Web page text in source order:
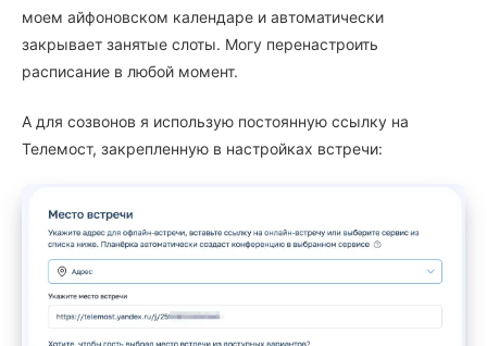
моем айфоновском календаре и автоматически
закрывает занятые слоты. Могу перенастроить
расписание в любой момент.
А для созвонов я использую постоянную ссылку на
Телемост, закрепленную в настройках встречи: